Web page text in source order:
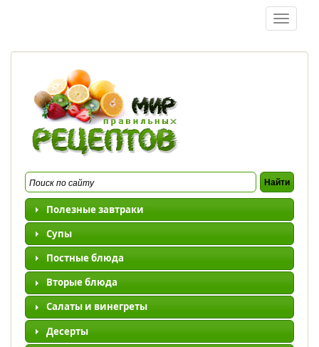
Toggle
Полезные завтраки
Супы
Постные блюда
Вторые блюда
Салаты и винегреты
Десерты